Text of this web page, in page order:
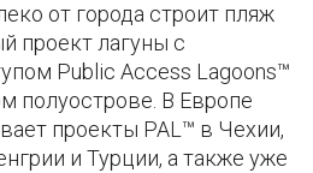
от города строит пляж
проект лагуны с
Public Access Lagoons™
полуострове. В Европе
проекты PAL™ в Чехии,
и Турции, а также уже